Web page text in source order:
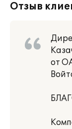
Отзыв
от